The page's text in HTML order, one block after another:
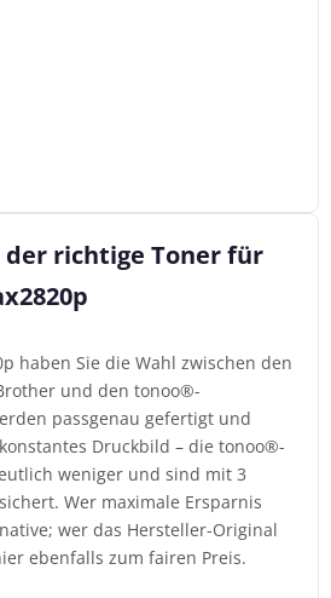
richtige Toner für
haben Sie die Wahl zwischen den
und den tonoo®-
passgenau gefertigt und
Druckbild – die tonoo®-
weniger und sind mit 3
Wer maximale Ersparnis
wer das Hersteller-Original
ebenfalls zum fairen Preis.